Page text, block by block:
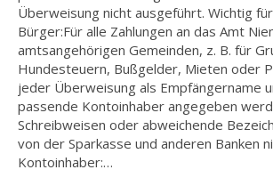
Überweisung nicht ausgeführt. Wichtig
Bürger:Für alle Zahlungen an das Amt
amtsangehörigen Gemeinden, z. B. für
Hundesteuern, Bußgelder, Mieten oder
jeder Überweisung als Empfängername
passende Kontoinhaber angegeben
Schreibweisen oder abweichende
von der Sparkasse und anderen Banken
Kontoinhaber:…